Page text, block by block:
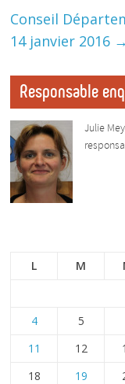
Conseil
14 janvier 2016 →
Responsable
Julie
L
M
4
5
11
12
18
19